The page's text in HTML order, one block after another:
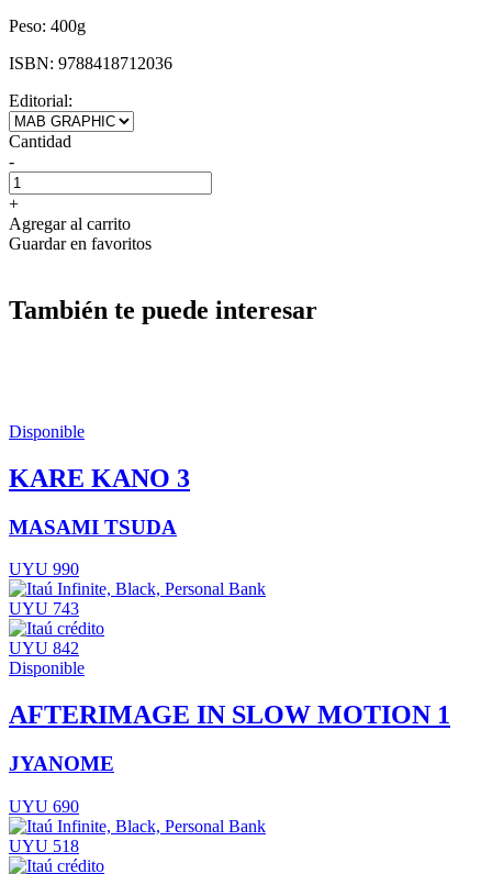
Peso: 400g
ISBN: 9788418712036
Editorial:
Cantidad
-
+
Agregar al carrito
Guardar en favoritos
También te puede interesar
Disponible
KARE KANO 3
MASAMI TSUDA
UYU 990
UYU 743
UYU 842
Disponible
AFTERIMAGE IN SLOW MOTION 1
JYANOME
UYU 690
UYU 518